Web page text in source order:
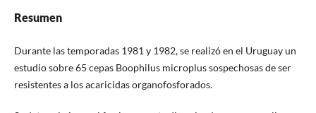
Resumen
Durante las temporadas 1981 y 1982, se realizó en el Uruguay un
estudio sobre 65 cepas Boophilus microplus sospechosas de ser
resistentes a los acaricidas organofosforados.